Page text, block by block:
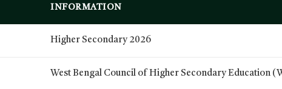
INFORMATION
Higher Secondary 2026
West Bengal Council of Higher Secondary Education